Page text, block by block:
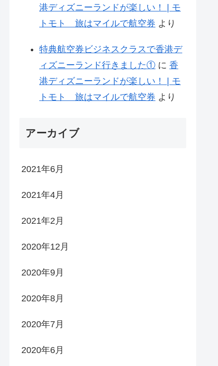
港ディズニーランドが楽しい！ | モ
トモト 旅はマイルで航空券 より
特典航空券ビジネスクラスで香港デ
ィズニーランド行きました① に 香
港ディズニーランドが楽しい！ | モ
トモト 旅はマイルで航空券 より
アーカイブ
2021年6月
2021年4月
2021年2月
2020年12月
2020年9月
2020年8月
2020年7月
2020年6月